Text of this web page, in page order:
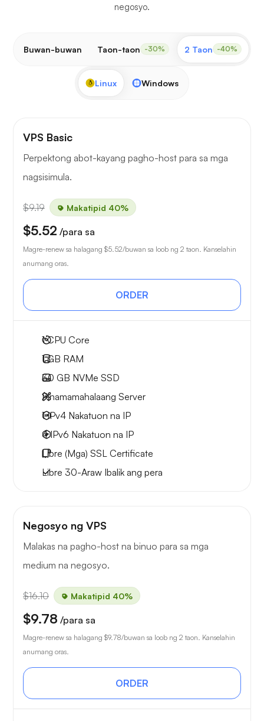
negosyo.
Buwan-buwan Taon-taon -30% 2 Taon -40%
Linux Windows
VPS Basic
Perpektong abot-kayang pagho-host para sa mga
nagsisimula.
$9.19 Makatipid 40%
$5.52 /para sa
Magre-renew sa halagang $5.52/buwan sa loob ng 2 taon. Kanselahin
anumang oras.
ORDER
1CPU Core
1 GB RAM
30 GB NVMe SSD
Pinamamahalaang Server
1 IPv4 Nakatuon na IP
4 IPv6 Nakatuon na IP
Libre (Mga) SSL Certificate
Libre 30-Araw Ibalik ang pera
Negosyo ng VPS
Malakas na pagho-host na binuo para sa mga
medium na negosyo.
$16.10 Makatipid 40%
$9.78 /para sa
Magre-renew sa halagang $9.78/buwan sa loob ng 2 taon. Kanselahin
anumang oras.
ORDER